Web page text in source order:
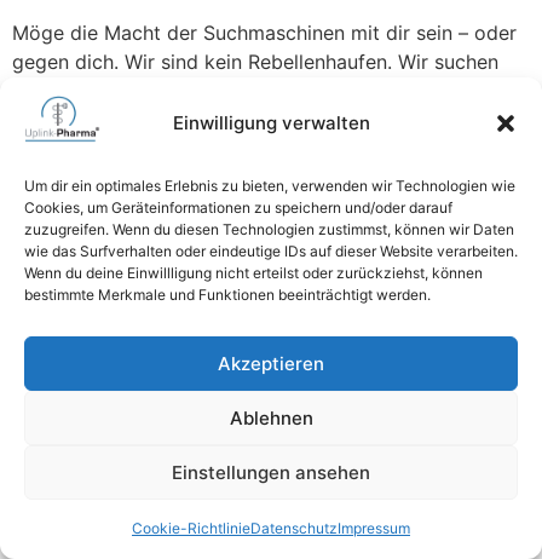
Einwilligung verwalten
Um dir ein optimales Erlebnis zu bieten, verwenden wir Technologien wie
Cookies, um Geräteinformationen zu speichern und/oder darauf
zuzugreifen. Wenn du diesen Technologien zustimmst, können wir Daten
wie das Surfverhalten oder eindeutige IDs auf dieser Website verarbeiten.
Wenn du deine Einwillligung nicht erteilst oder zurückziehst, können
bestimmte Merkmale und Funktionen beeinträchtigt werden.
Akzeptieren
Ablehnen
Einstellungen ansehen
Cookie-RichtlinieDatenschutzImpressum
Möge die Macht der Suchmaschinen mit dir sein – oder
gegen dich. Wir sind kein Rebellenhaufen. Wir suchen
Verstärkung für das Imperium der Gesundheitsprodukte:
einen Content-Krieger, der langweilige Produkttexte
zerschneidet wie ein Lichtschwert und Überzeugungen
formt, die Produktdetailseiten und Kunden
gleichermaßen in die Knie zwingen. Deine Mission Dein
Arsenal Deine Versorgung Wenn du dich angesprochen
[…]
06471 6264740
mail@uplink-pharma.com